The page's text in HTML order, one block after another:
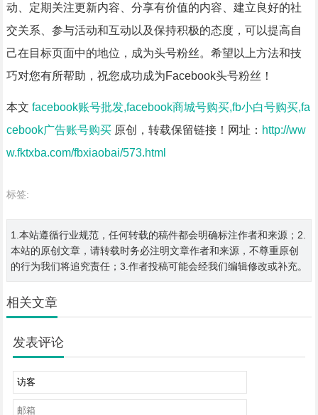
动、定期关注更新内容、分享有价值的内容、建立良好的社
交关系、参与活动和互动以及保持积极的态度，可以提高自
己在目标页面中的地位，成为头号粉丝。希望以上方法和技
巧对您有所帮助，祝您成功成为Facebook头号粉丝！
本文 facebook账号批发,facebook商城号购买,fb小白号购买,fa
cebook广告账号购买原创，转载保留链接！网址： http://ww
w.fktxba.com/fbxiaobai/573.html
标签:
1.本站遵循行业规范，任何转载的稿件都会明确标注作者和来源；2.
本站的原创文章，请转载时务必注明文章作者和来源，不尊重原创
的行为我们将追究责任；3.作者投稿可能会经我们编辑修改或补充。
相关文章
发表评论